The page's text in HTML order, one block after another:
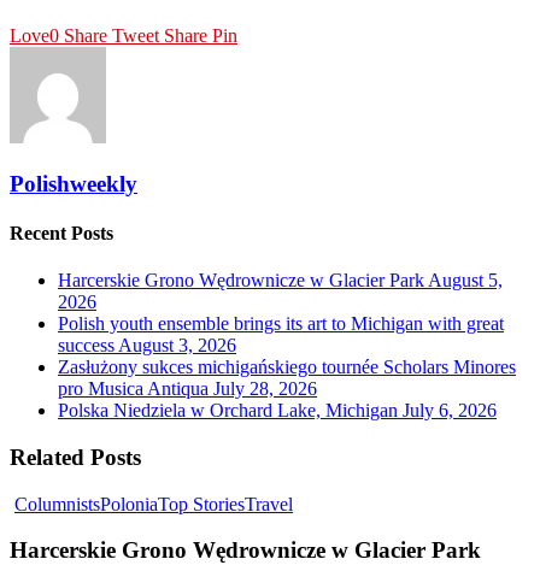
Love0 Share Tweet Share Pin
Polishweekly
Recent Posts
Harcerskie Grono Wędrownicze w Glacier Park August 5,
2026
Polish youth ensemble brings its art to Michigan with great
success August 3, 2026
Zasłużony sukces michigańskiego tournée Scholars Minores
pro Musica Antiqua July 28, 2026
Polska Niedziela w Orchard Lake, Michigan July 6, 2026
Related Posts
ColumnistsPoloniaTop StoriesTravel
Harcerskie Grono Wędrownicze w Glacier Park